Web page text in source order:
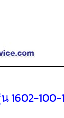
1602-100-